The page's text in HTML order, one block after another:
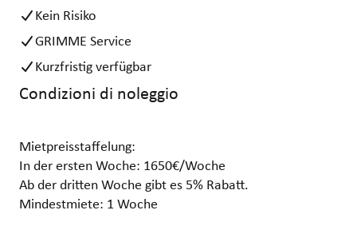
Kein Risiko
GRIMME Service
Kurzfristig verfügbar
Condizioni di noleggio
Mietpreisstaffelung:
In der ersten Woche: 1650€/Woche
Ab der dritten Woche gibt es 5% Rabatt.
Mindestmiete: 1 Woche